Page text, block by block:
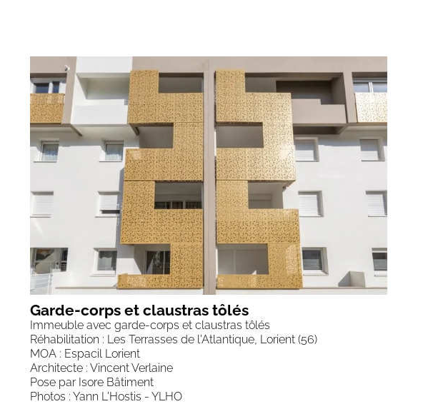
Garde-corps et claustras tôlés
Immeuble avec garde-corps et claustras tôlés
Réhabilitation : Les Terrasses de l'Atlantique, Lorient (56)
MOA : Espacil Lorient
Architecte : Vincent Verlaine
Pose par Isore Bâtiment
Photos : Yann L'Hostis - YLHO